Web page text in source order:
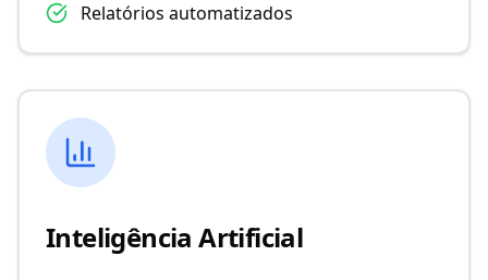
Relatórios automatizados
Inteligência Artificial